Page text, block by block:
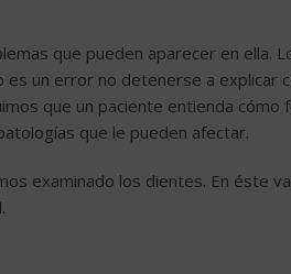
que pueden aparecer en ella.
un error no detenerse a explicar
que un paciente entienda cómo
que le pueden afectar.
examinado los dientes. En éste